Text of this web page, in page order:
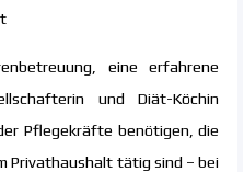
eine erfahrene
und Diät-Köchin
Pflegekräfte benötigen, die
Privathaushalt tätig sind – bei